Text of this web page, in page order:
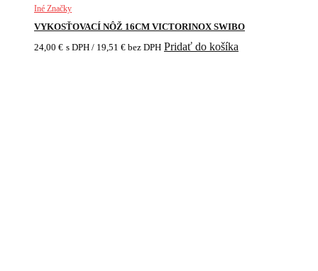
Iné Značky
VYKOSŤOVACÍ NÔŽ 16CM VICTORINOX SWIBO
24,00 € s DPH / 19,51 € bez DPH Pridať do košíka